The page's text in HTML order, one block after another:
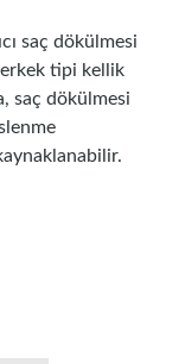
saç dökülmesi
tipi kellik
saç dökülmesi